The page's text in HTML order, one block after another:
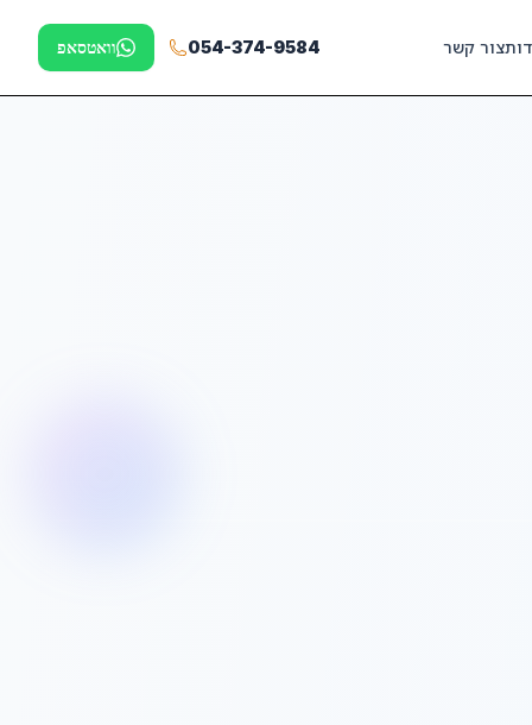
צור קשר 054-374-9584 וואטסאפ